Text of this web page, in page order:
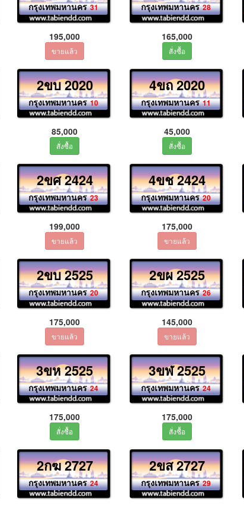
กรุงเทพมหานคร 31
195,000
กรุงเทพมหานคร 28
165,000
2ขบ 2020
กรุงเทพมหานคร 10
85,000
4ขถ 2020
กรุงเทพมหานคร 11
45,000
2ขศ 2424
กรุงเทพมหานคร 23
199,000
4ขช 2424
กรุงเทพมหานคร 20
175,000
2ขบ 2525
กรุงเทพมหานคร 20
175,000
2ขผ 2525
กรุงเทพมหานคร 26
145,000
3ขห 2525
กรุงเทพมหานคร 24
175,000
3ขฬ 2525
กรุงเทพมหานคร 24
175,000
2กฆ 2727
กรุงเทพมหานคร 24
2ขส 2727
กรุงเทพมหานคร 29